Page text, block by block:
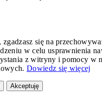
się na
w celu usprawnienia
z witryny i pomocy w
Dowiedz się więcej
Akceptuję